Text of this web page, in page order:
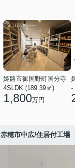
姫路市御国野町国分寺
4SLDK (189.39㎡)
1,800万円
-
赤穂市中広/住居付工場